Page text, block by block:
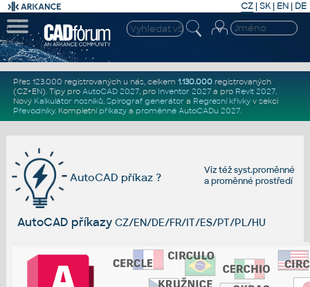
CZ | SK| EN | DE
Přes 123.000 registrovaných u nás, celkem 1.130.000registrovaných
(CZ+EN). Tipy pro AutoCAD 2027, pro Inventor 2027a pro Revit 2027.
Nový Kalkulátor nosníků, Spirograf generátor a Regresní křivkyv sekci
Převodníky. Kompletní příkazya proměnné AutoCADu 2027.
Viz téžsyst.proměnné
aproměnné prostředí
AutoCAD příkaz ?
AutoCAD příkazy CZ/EN/DE/FR/IT/ES/PT/PL/HU